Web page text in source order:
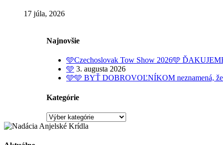
17 júla, 2026
Najnovšie
🩵Czechoslovak Tow Show 2026🩵
🩵 3. augusta 2026
🩵🩵 BYŤ DOBROVOĽNÍKOM neznamená, že
Kategórie
Kategórie